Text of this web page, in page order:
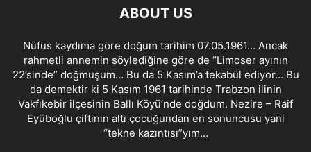
ABOUT US
Nüfus kaydıma göre doğum tarihim 07.05.1961… Ancak
rahmetli annemin söylediğine göre de “Limoser ayının
22’sinde” doğmuşum… Bu da 5 Kasım’a tekabül ediyor… Bu
da demektir ki 5 Kasım 1961 tarihinde Trabzon ilinin
Vakfıkebir ilçesinin Ballı Köyü’nde doğdum. Nezire – Raif
Eyüboğlu çiftinin altı çocuğundan en sonuncusu yani
“tekne kazıntısı”yım…